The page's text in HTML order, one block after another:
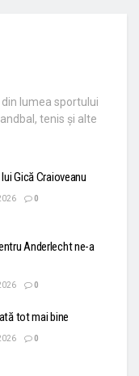
lumea sportului
tenis și alte
Gică Craioveanu
0
Anderlecht ne-a
0
tot mai bine
0